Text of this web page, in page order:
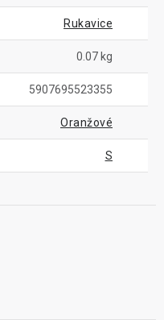
Rukavice
0.07 kg
5907695523355
Oranžové
S